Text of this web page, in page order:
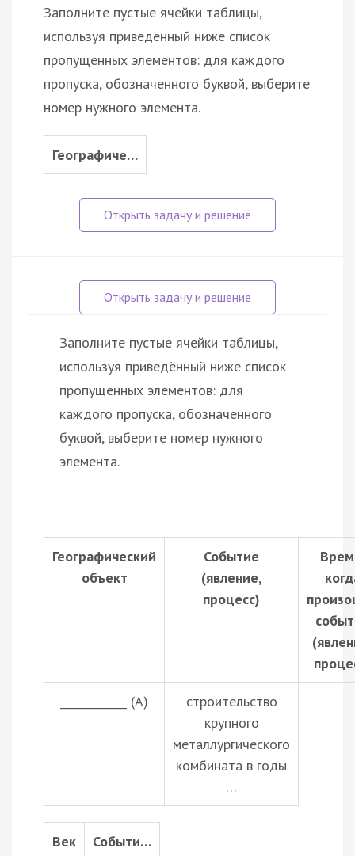
Заполните пустые ячейки таблицы,
используя приведённый ниже список
пропущенных элементов: для каждого
пропуска, обозначенного буквой, выберите
номер нужного элемента.
Географиче…
Заполните пустые ячейки таблицы,
используя приведённый ниже список
пропущенных элементов: для
каждого пропуска, обозначенного
буквой, выберите номер нужного
элемента.
Географический
объект
Событие
(явление,
процесс)
____________ (А)
строительство
крупного
металлургического
комбината в годы
…
Век Событи…